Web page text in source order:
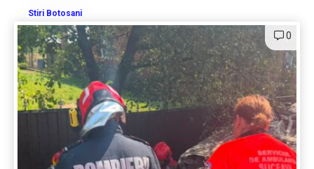
Stiri Botosani
0